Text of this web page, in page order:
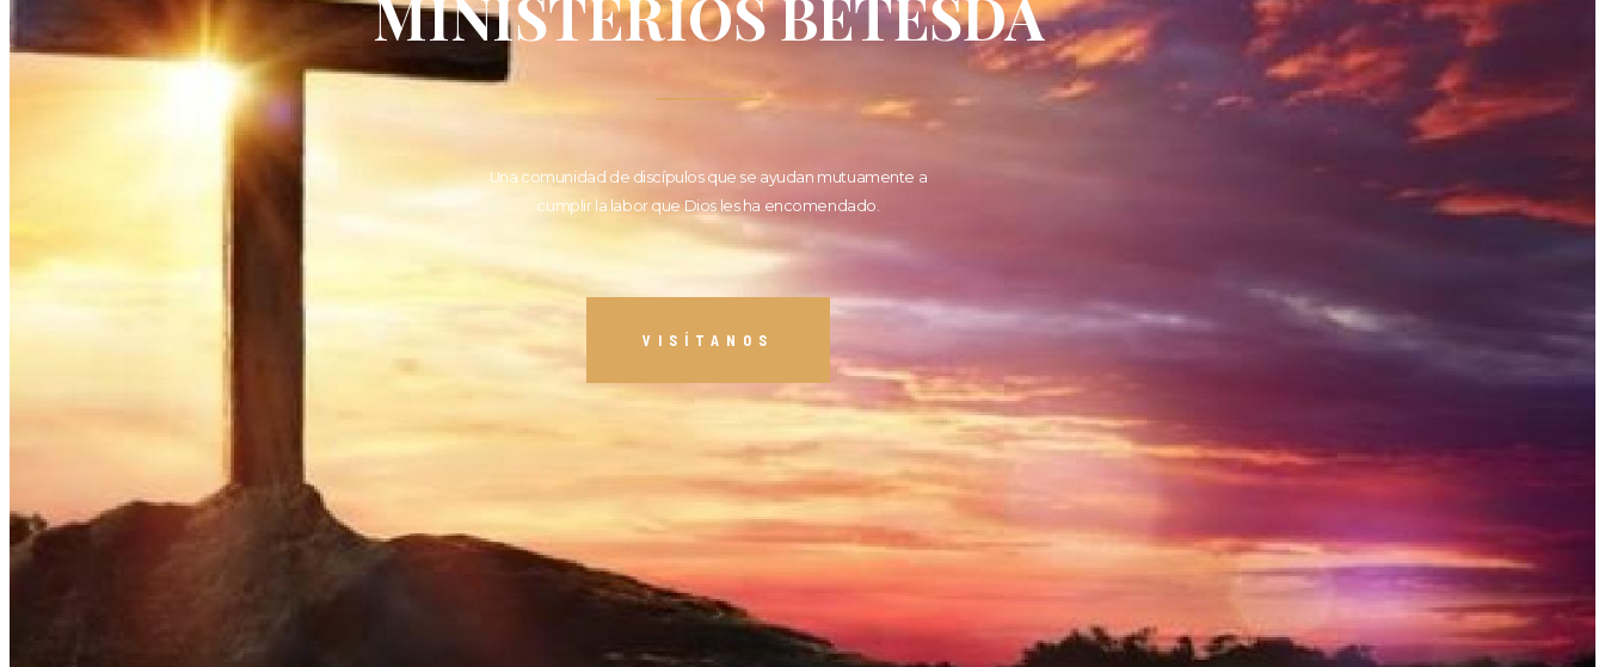
MINISTERIOS BETESDA
Una comunidad de discípulos que se ayudan mutuamente a
cumplir la labor que Dios les ha encomendado.
VISÍTANOS